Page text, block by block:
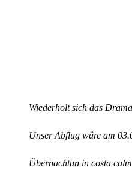
Wiederholt sich das
Unser Abflug wäre am
Übernachtun in costa